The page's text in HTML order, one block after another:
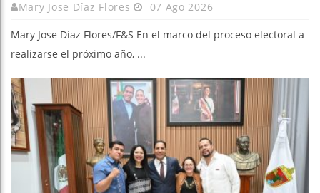
Mary Jose Díaz Flores 07 Ago 2026
Mary Jose Díaz Flores/F&S En el marco del proceso electoral a
realizarse el próximo año, ...